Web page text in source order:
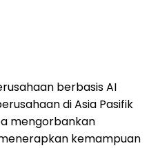
berbasis AI
di Asia Pasifik
mengorbankan
kemampuan